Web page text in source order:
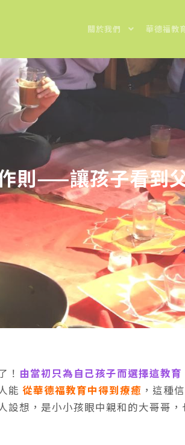
關於我們 華德福教
則——讓孩子看到
！ 由當初只為自己孩子而選擇這教
能 從華德福教育中得到療癒 ，這種
設想，是小小孩眼中親和的大哥哥